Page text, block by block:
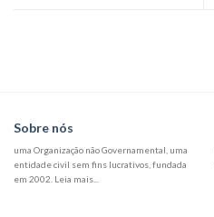
Sobre nós
uma Organização não Governamental, uma
entidade civil sem fins lucrativos, fundada
em 2002. Leia mais...